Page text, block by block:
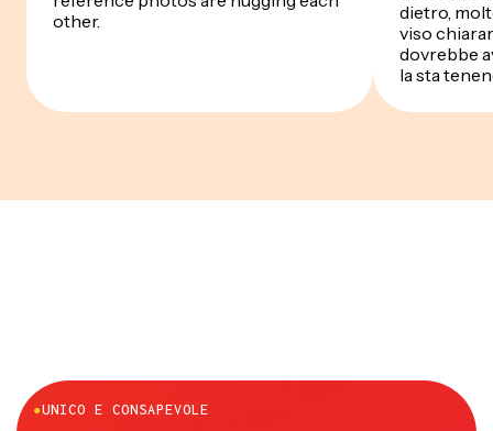
other.
dietro,
viso
dovrebbe
la sta
●UNICO E CONSAPEVOLE